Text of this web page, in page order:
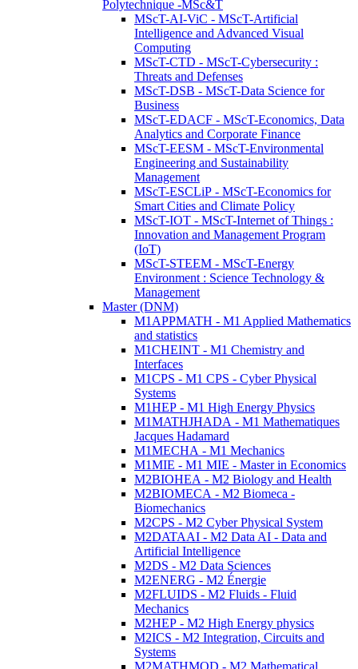
Polytechnique -MSc&T
MScT-AI-ViC - MScT-Artificial
Intelligence and Advanced Visual
Computing
MScT-CTD - MScT-Cybersecurity :
Threats and Defenses
MScT-DSB - MScT-Data Science for
Business
MScT-EDACF - MScT-Economics, Data
Analytics and Corporate Finance
MScT-EESM - MScT-Environmental
Engineering and Sustainability
Management
MScT-ESCLiP - MScT-Economics for
Smart Cities and Climate Policy
MScT-IOT - MScT-Internet of Things :
Innovation and Management Program
(IoT)
MScT-STEEM - MScT-Energy
Environment : Science Technology &
Management
Master (DNM)
M1APPMATH - M1 Applied Mathematics
and statistics
M1CHEINT - M1 Chemistry and
Interfaces
M1CPS - M1 CPS - Cyber Physical
Systems
M1HEP - M1 High Energy Physics
M1MATHJHADA - M1 Mathematiques
Jacques Hadamard
M1MECHA - M1 Mechanics
M1MIE - M1 MIE - Master in Economics
M2BIOHEA - M2 Biology and Health
M2BIOMECA - M2 Biomeca -
Biomechanics
M2CPS - M2 Cyber Physical System
M2DATAAI - M2 Data AI - Data and
Artificial Intelligence
M2DS - M2 Data Sciences
M2ENERG - M2 Énergie
M2FLUIDS - M2 Fluids - Fluid
Mechanics
M2HEP - M2 High Energy physics
M2ICS - M2 Integration, Circuits and
Systems
M2MATHMOD - M2 Mathematical